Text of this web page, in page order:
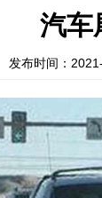
汽车
发布时间：